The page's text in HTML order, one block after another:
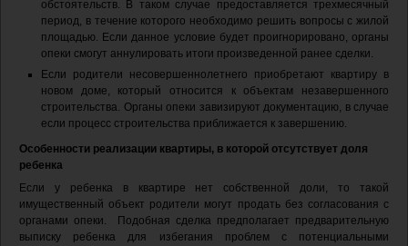
обстоятельств. В таком случае предоставляется трехмесячный
период, в течение которого необходимо решить вопросы с жилой
площадью. Если данное условие будет проигнорировано, органы
опеки смогут аннулировать итоги произведенной ранее сделки.
Если родители несовершеннолетнего приобретают квартиру в
новом доме, который относится к объектам незавершенного
строительства. Органы опеки завизируют документацию, в случае
если процесс строительства приближается к завершению.
Особенности реализации квартиры, в которой отсутствует доля
ребенка
Если у ребенка в квартире нет собственной доли, то такой
имущественный объект родители могут продать без согласования с
органами опеки. Подобная сделка предполагает предварительную
выписку ребенка для избегания проблем с потенциальными